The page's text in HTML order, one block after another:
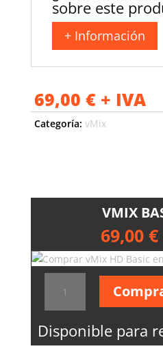
sobre este
+ Información
69,00 € + IVA
Categoría: vMix
VMIX
69,00€
Basic
HD
cantidad
Disponible para